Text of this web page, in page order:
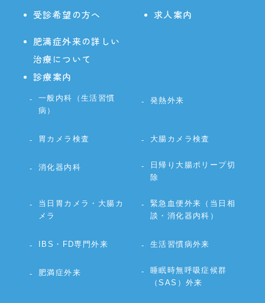
受診希望の方へ 求人案内
肥満症外来の詳しい
治療について
診療案内
一般内科（生活習慣
病）
発熱外来
胃カメラ検査 大腸カメラ検査
消化器内科
日帰り大腸ポリープ切
除
当日胃カメラ・大腸カ
メラ
緊急血便外来（当日相
談・消化器内科）
IBS・FD専門外来 生活習慣病外来
肥満症外来
睡眠時無呼吸症候群
（SAS）外来